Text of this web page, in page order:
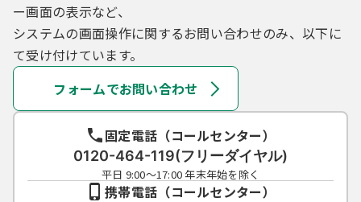
ー画面の表示など、
システムの画面操作に関するお問い合わせのみ、以下に
て受け付けています。
フォームでお問い合わせ
固定電話（コールセンター）
0120-464-119(フリーダイヤル)
平日 9:00～17:00 年末年始を除く
携帯電話（コールセンター）